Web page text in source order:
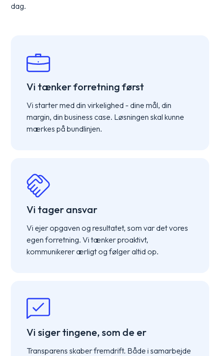
dag.
Vi tænker forretning først
Vi starter med din virkelighed - dine mål, din
margin, din business case. Løsningen skal kunne
mærkes på bundlinjen.
Vi tager ansvar
Vi ejer opgaven og resultatet, som var det vores
egen forretning. Vi tænker proaktivt,
kommunikerer ærligt og følger altid op.
Vi siger tingene, som de er
Transparens skaber fremdrift. Både i samarbejde